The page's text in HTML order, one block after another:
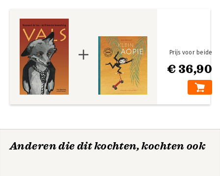
€ 36,90
Prijs voor beide
Anderen die dit kochten, kochten ook